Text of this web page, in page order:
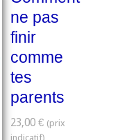
ne pas
finir
comme
tes
parents
23,00 €